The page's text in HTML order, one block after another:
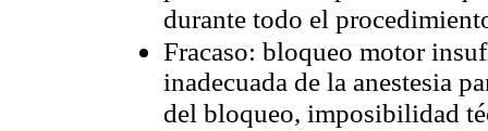
durante todo el
Fracaso: bloqueo motor
inadecuada de la anestesia
del bloqueo, imposibilidad